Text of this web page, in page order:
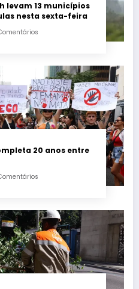
levam 13 municípios
nesta sexta-feira
20 anos entre